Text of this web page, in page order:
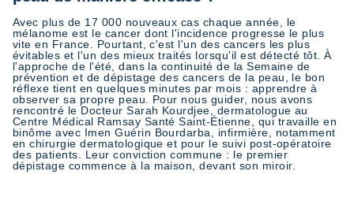
Avec plus de 17 000 nouveaux cas chaque année, le
mélanome est le cancer dont l'incidence progresse le plus
vite en France. Pourtant, c'est l'un des cancers les plus
évitables et l'un des mieux traités lorsqu'il est détecté tôt. À
l'approche de l'été, dans la continuité de la Semaine de
prévention et de dépistage des cancers de la peau, le bon
réflexe tient en quelques minutes par mois : apprendre à
observer sa propre peau. Pour nous guider, nous avons
rencontré le Docteur Sarah Kourdjee, dermatologue au
Centre Médical Ramsay Santé Saint-Étienne, qui travaille en
binôme avec Imen Guérin Bourdarba, infirmière, notamment
en chirurgie dermatologique et pour le suivi post-opératoire
des patients. Leur conviction commune : le premier
dépistage commence à la maison, devant son miroir.